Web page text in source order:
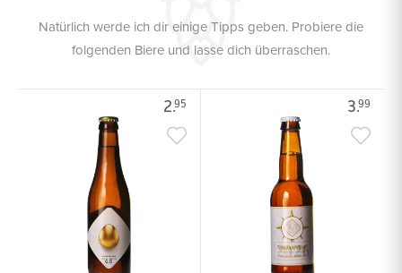
Natürlich werde ich dir einige Tipps geben. Probiere die
folgenden Biere und lasse dich überraschen.
2.95 3.99